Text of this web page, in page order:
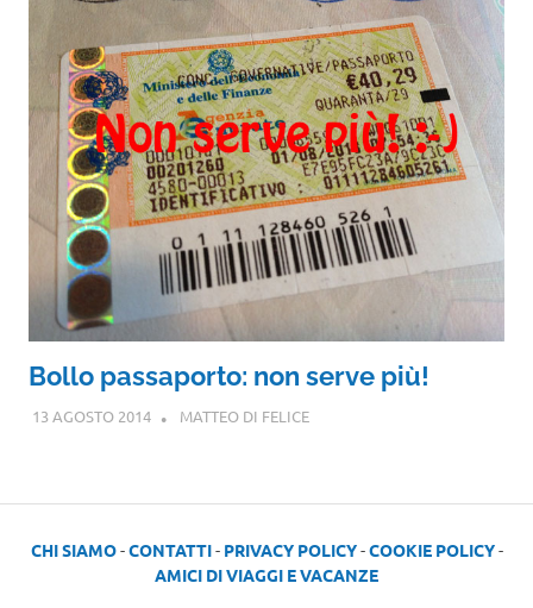
Bollo passaporto: non serve più!
13 AGOSTO 2014 MATTEO DI FELICE
CHI SIAMO-CONTATTI- PRIVACY POLICY-COOKIE POLICY-
AMICI DI VIAGGI E VACANZE